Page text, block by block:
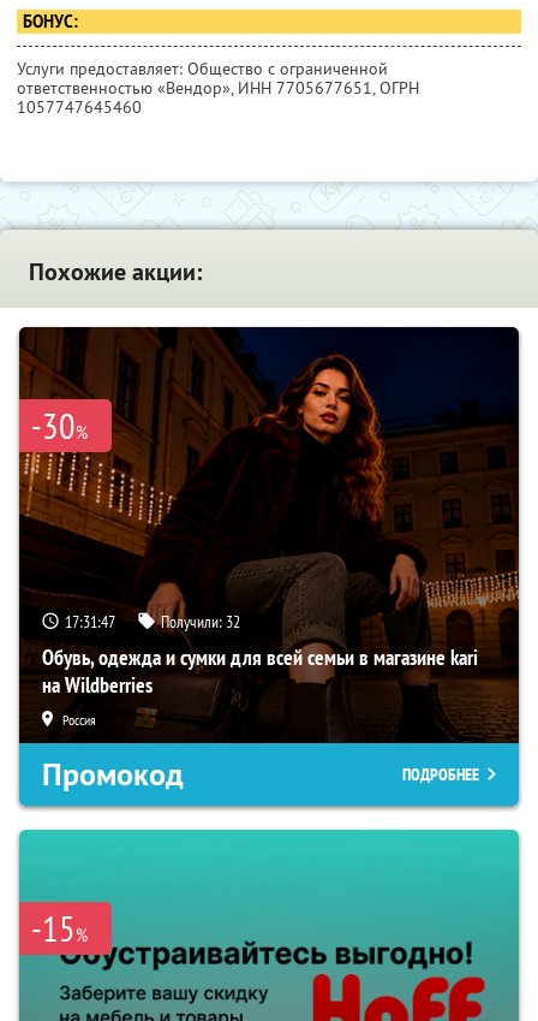
БОНУС:
Услуги предоставляет: Общество с ограниченной
ответственностью «Вендор», ИНН 7705677651, ОГРН
1057747645460
Похожие акции:
-30%
17:31:46 Получили: 32
Обувь, одежда и сумки для всей семьи в магазине kari
на Wildberries
Россия
Промокод ПОДРОБНЕЕ
-15%